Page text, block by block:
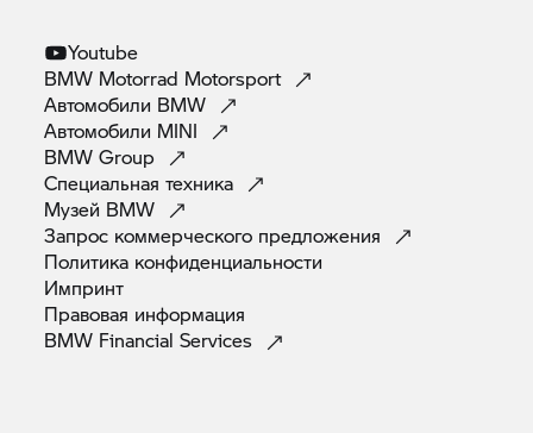
Youtube
BMW Motorrad Motorsport
Автомобили BMW
Автомобили MINI
BMWGroup
Специальнаятехника
Музей BMW
Запрос коммерческого предложения
Политика конфиденциальности
Импринт
Правовая информация
BMW FinancialServices